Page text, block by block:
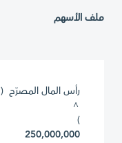
ملف الأسهم
رأس المال المصرّح (
^
)
250,000,000